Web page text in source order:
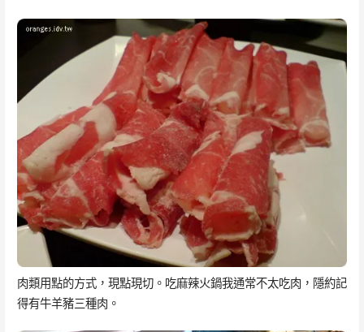
肉類用點的方式，現點現切。吃麻辣火鍋我通常不太吃肉，隱約記
得有牛羊豬三種肉。